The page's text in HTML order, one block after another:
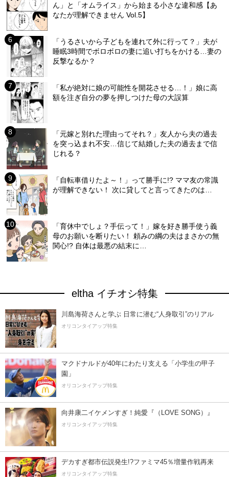
ん」と「オムライス」から始まる小さな違和感【あ
なたが理解できません Vol.5】
「うるさいから子どもを連れて外に行って？」夫が
睡眠3時間でボロボロの妻に追い打ちをかける…妻の
反撃なるか？
「私が絶対に娘の可能性を開花させる…！」娘に高
額を注ぎ自分の夢を押しつけた母の大誤算
「元嫁と別れた理由ってそれ？」友人から夫の過去
を突っ込まれ不安…信じて結婚した夫の過去まで信
じれる？
「自転車借りたよ～！」って勝手に!? ママ友の常識
が理解できない！ 次に貸してと言ってきたのは…
「育休中でしょ？手伝って！」嫁を好き勝手使う義
母のお願いを断りたい！ 頼みの綱の夫はまさかの無
関心!? 自体は最悪の結末に…
eltha イチオシ特集
川島海荷さんと学ぶ 日常に潜む“人身取引”のリアル
オリコンタイアップ特集
マクドナルドが40年にわたり支える「小学生の甲子
園」
オリコンタイアップ特集
向井康二イケメンすぎ！純愛『（LOVE SONG）』
オリコンタイアップ特集
デカすぎ都市伝説発生!?ファミマ45％増量作戦再来
オリコンタイアップ特集